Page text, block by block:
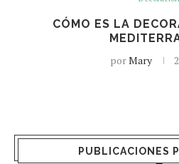
CÓMO ES LA
porMary
PUBLICACIONES